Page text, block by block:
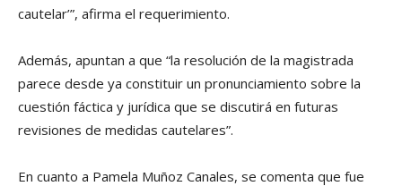
cautelar’”, afirma el requerimiento.
Además, apuntan a que “la resolución de la magistrada
parece desde ya constituir un pronunciamiento sobre la
cuestión fáctica y jurídica que se discutirá en futuras
revisiones de medidas cautelares”.
En cuanto a Pamela Muñoz Canales, se comenta que fue